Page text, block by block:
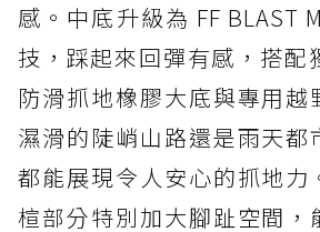
感。中底升級為 FF BLAST
技，踩起來回彈有感，搭配
防滑抓地橡膠大底與專用越
濕滑的陡峭山路還是雨天都
都能展現令人安心的抓地力
楦部分特別加大腳趾空間，